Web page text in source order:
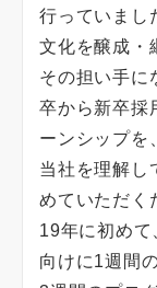
行っていまし
文化を醸成・
その担い手に
卒から新卒採
ーンシップを
当社を理解し
めていただく
19年に初め
向けに1週間